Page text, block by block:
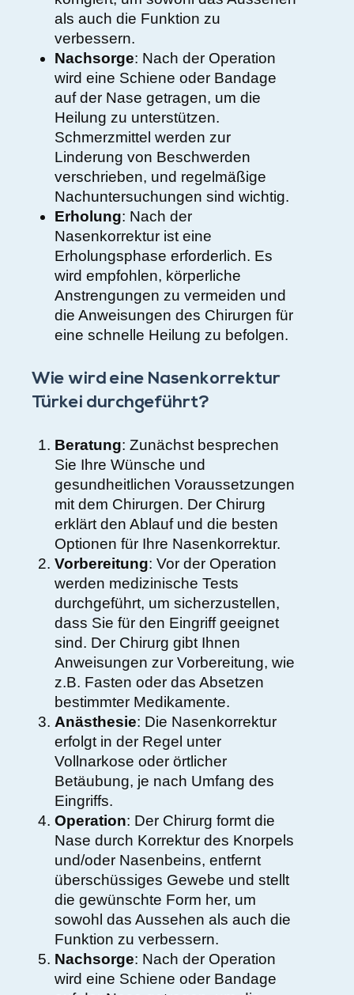
als auch die Funktion zu
verbessern.
Nachsorge: Nach der Operation
wird eine Schiene oder Bandage
auf der Nase getragen, um die
Heilung zu unterstützen.
Schmerzmittel werden zur
Linderung von Beschwerden
verschrieben, und regelmäßige
Nachuntersuchungen sind wichtig.
Erholung: Nach der
Nasenkorrektur ist eine
Erholungsphase erforderlich. Es
wird empfohlen, körperliche
Anstrengungen zu vermeiden und
die Anweisungen des Chirurgen für
eine schnelle Heilung zu befolgen.
Wie wird eine Nasenkorrektur
Türkei durchgeführt?
Beratung: Zunächst besprechen
Sie Ihre Wünsche und
gesundheitlichen Voraussetzungen
mit dem Chirurgen. Der Chirurg
erklärt den Ablauf und die besten
Optionen für Ihre Nasenkorrektur.
Vorbereitung: Vor der Operation
werden medizinische Tests
durchgeführt, um sicherzustellen,
dass Sie für den Eingriff geeignet
sind. Der Chirurg gibt Ihnen
Anweisungen zur Vorbereitung, wie
z.B. Fasten oder das Absetzen
bestimmter Medikamente.
Anästhesie: Die Nasenkorrektur
erfolgt in der Regel unter
Vollnarkose oder örtlicher
Betäubung, je nach Umfang des
Eingriffs.
Operation: Der Chirurg formt die
Nase durch Korrektur des Knorpels
und/oder Nasenbeins, entfernt
überschüssiges Gewebe und stellt
die gewünschte Form her, um
sowohl das Aussehen als auch die
Funktion zu verbessern.
Nachsorge: Nach der Operation
wird eine Schiene oder Bandage